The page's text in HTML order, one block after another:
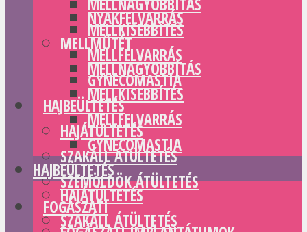
MELLNAGYOBBÍTÁS
MELLKISEBBÍTÉS
MELLFELVARRÁS
GYNECOMASTIA
HAJBEÜLTETÉS
HAJÁTÜLTETÉS
SZAKÁLL ÁTÜLTETÉS
SZEMÖLDÖK ÁTÜLTETÉS
FOGÁSZATI
NYAKFELVARRÁS
MELLMŰTÉT
MELLNAGYOBBÍTÁS
MELLKISEBBÍTÉS
MELLFELVARRÁS
GYNECOMASTIA
HAJBEÜLTETÉS
HAJÁTÜLTETÉS
SZAKÁLL ÁTÜLTETÉS